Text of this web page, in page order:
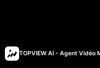
TOPVIEW AI - Agent Vidéo